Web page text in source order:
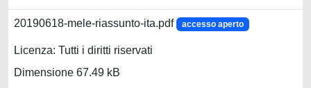
20190618-mele-riassunto-ita.pdf accesso aperto
Licenza: Tutti i diritti riservati
Dimensione 67.49 kB